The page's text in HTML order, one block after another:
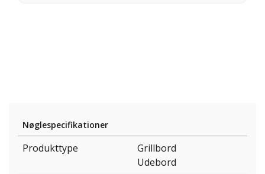
Nøglespecifikationer
Produkttype
Grillbord
Udebord